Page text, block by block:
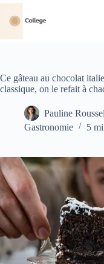
Passer
contenu
Ce gâteau au chocolat
classique, on le refait à
Pauline Roussel
Gastronomie
5